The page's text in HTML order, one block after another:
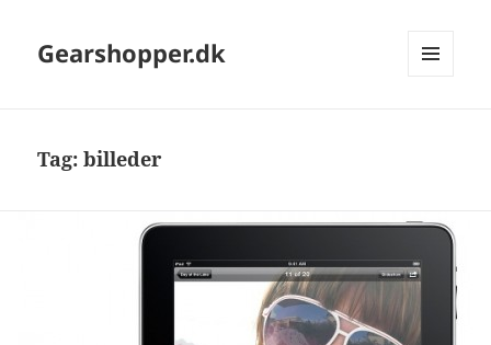
Gearshopper.dk
Tag:billeder